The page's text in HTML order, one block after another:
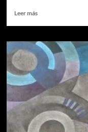
Leer másLeer
Llega
la
segunda
edición
los
Premios
Gorrita
Azul
2025,